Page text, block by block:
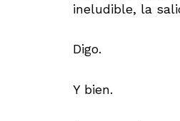
ineludible, la
Digo.
Y bien.